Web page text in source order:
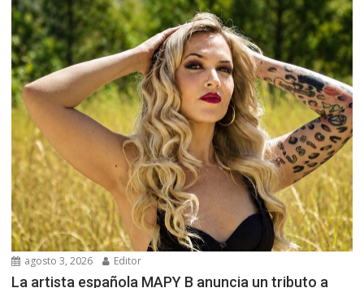
agosto 3, 2026 Editor
La artista española MAPY B anuncia un tributo a